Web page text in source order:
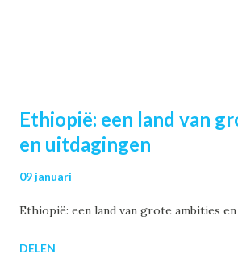
Ethiopië: een land van
en uitdagingen
09 januari
Ethiopië: een land van grote ambities
DELEN